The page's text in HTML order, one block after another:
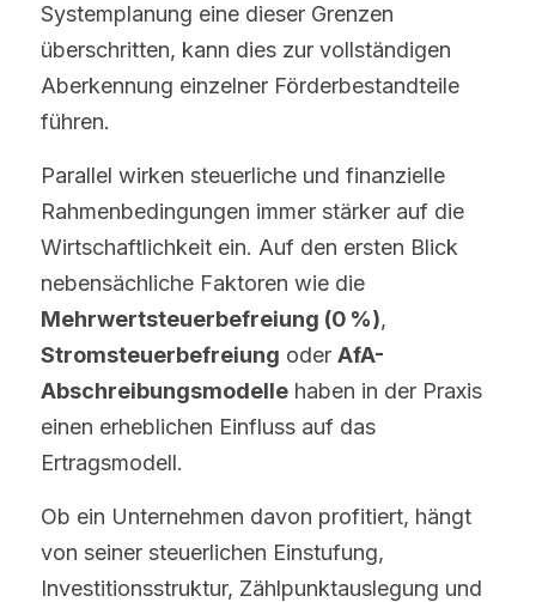
Systemplanung eine dieser Grenzen
überschritten, kann dies zur vollständigen
Aberkennung einzelner Förderbestandteile
führen.
Parallel wirken steuerliche und finanzielle
Rahmenbedingungen immer stärker auf die
Wirtschaftlichkeit ein. Auf den ersten Blick
Mehrwertsteuerbefreiung (0 %)
Stromsteuerbefreiung oder AfA-
Abschreibungsmodelle haben in der Praxis
einen erheblichen Einfluss auf das
Ertragsmodell.
Ob ein Unternehmen davon profitiert, hängt
von seiner steuerlichen Einstufung,
Investitionsstruktur, Zählpunktauslegung und